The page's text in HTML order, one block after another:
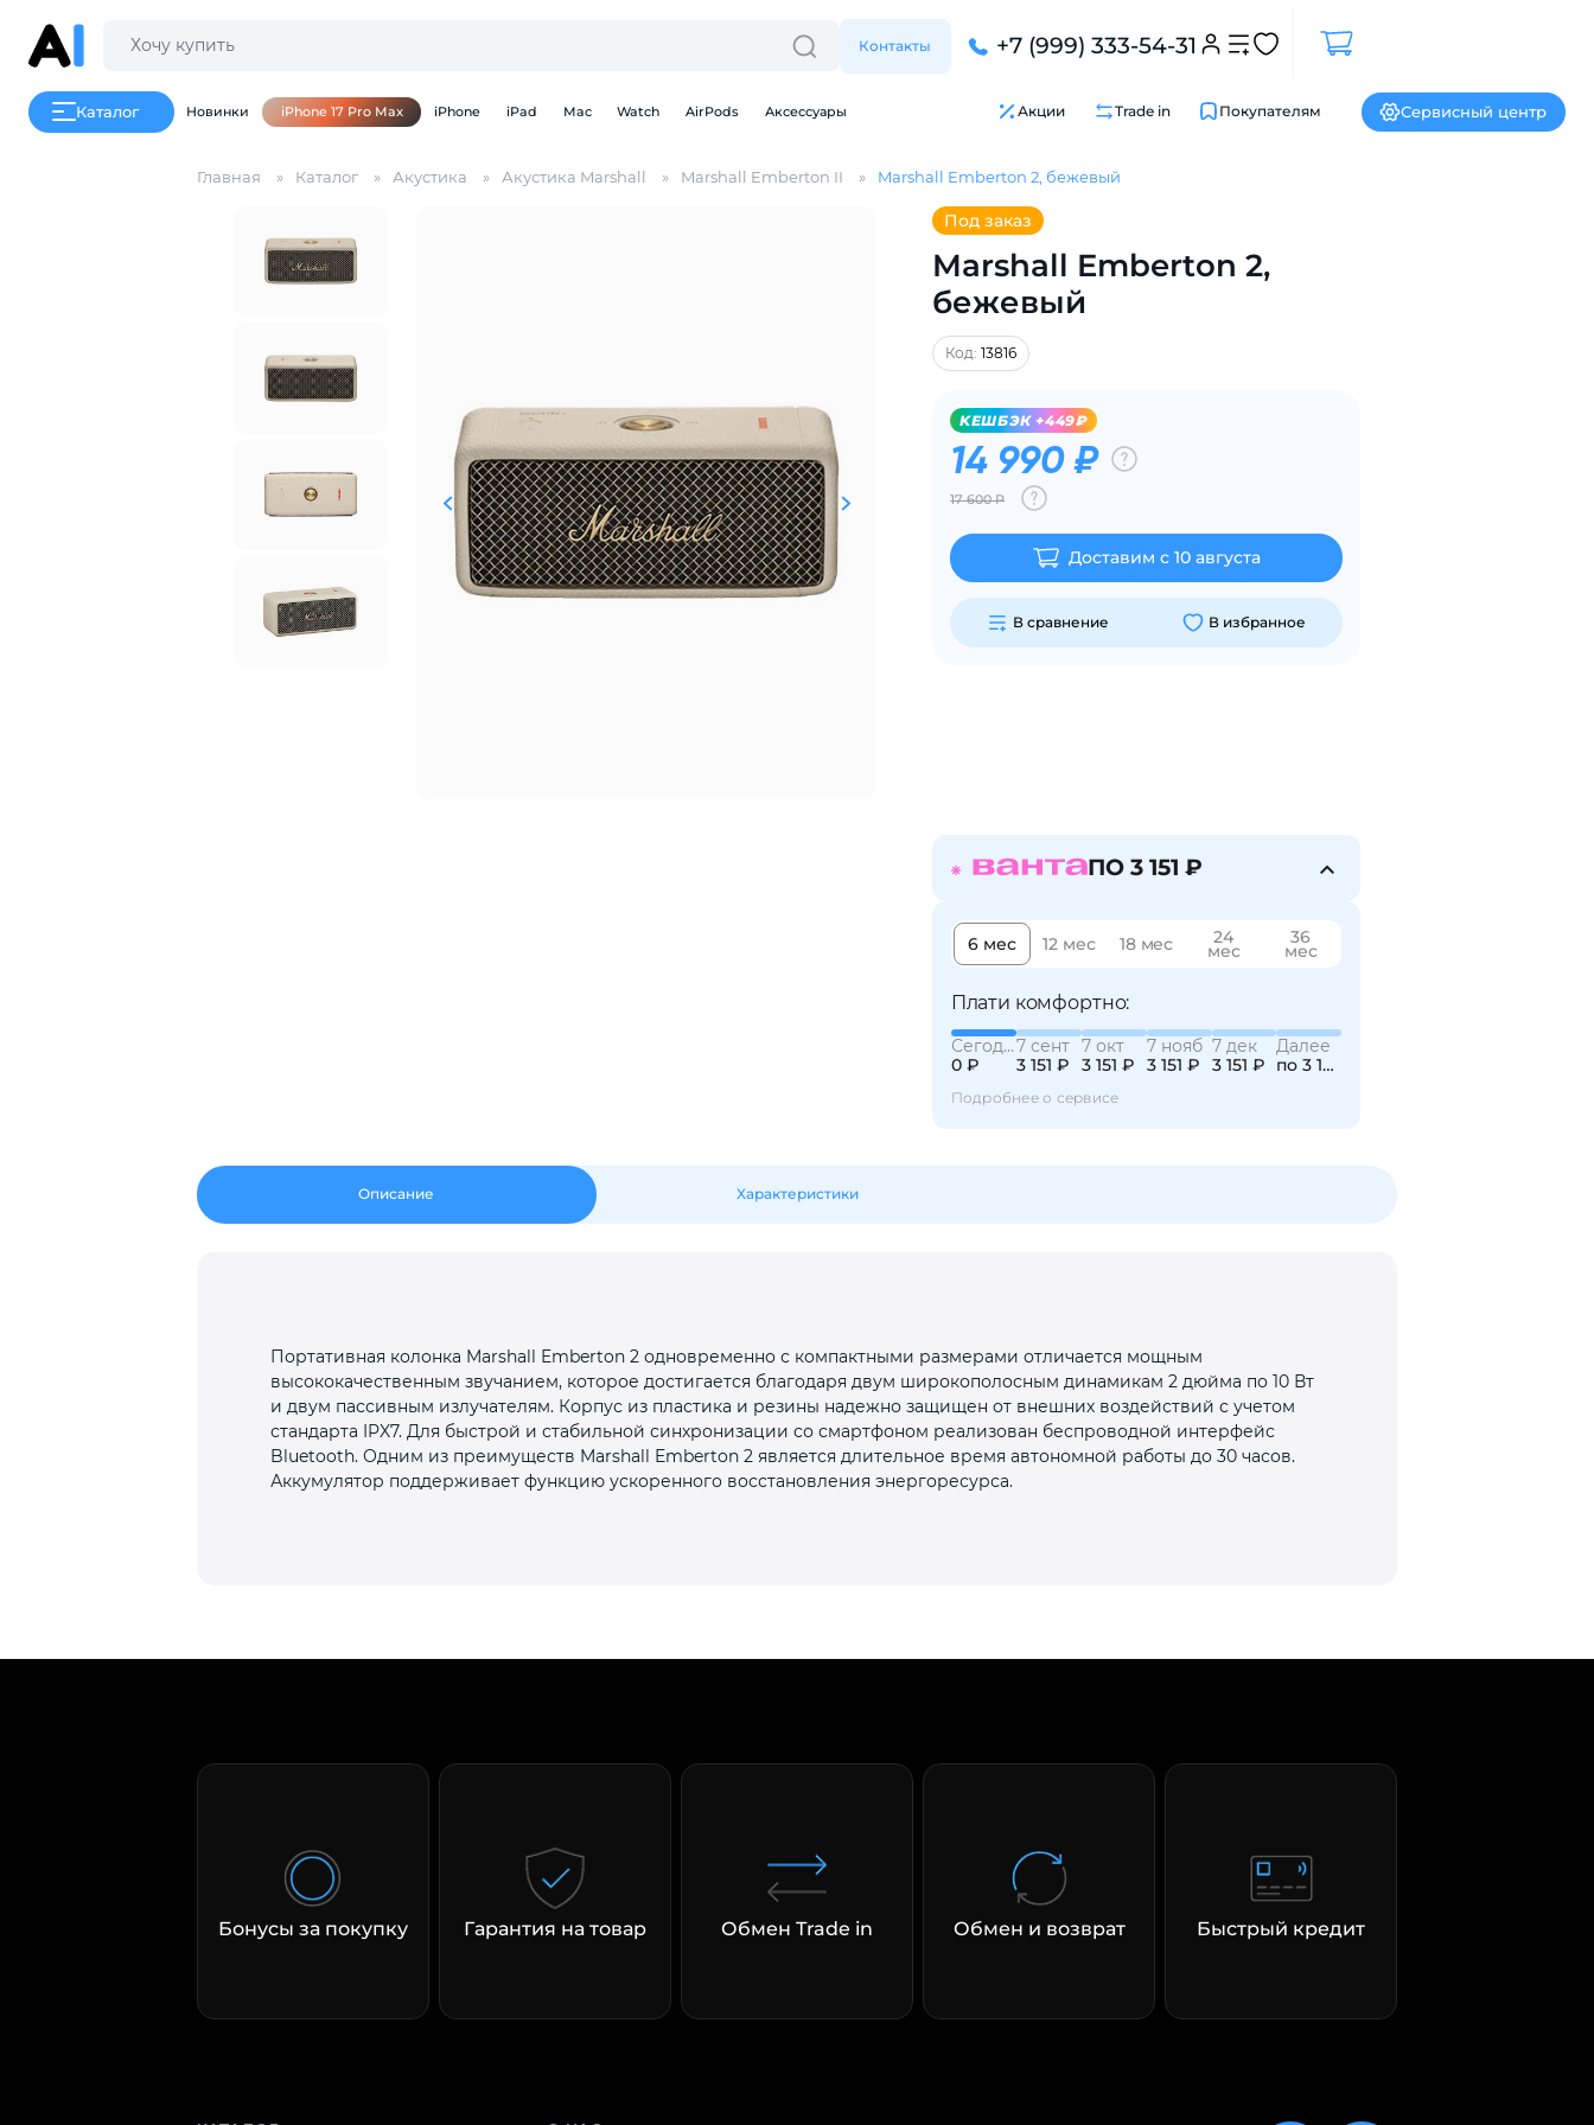
Контакты +7 (999) 333-54-31
Каталог Новинки iPhone 17 Pro Max iPhone iPad Mac Watch AirPods Аксессуары Акции Trade in Покупателям Сервисный центр
Главная Каталог Акустика Акустика Marshall Marshall Emberton II Marshall Emberton 2, бежевый
Под заказ
Marshall Emberton 2,
бежевый
Код: 13816
KЕШБЭК +449₽
14 990 ₽
17 600 Р
Доставим с 10 августа
В сравнение В избранное
ПО 3 151 ₽
6 мес 12 мес 18 мес 24
мес
36
мес
Плати комфортно:
Сегодня
0 ₽
7 сент
3 151 ₽
7 окт
3 151 ₽
7 нояб
3 151 ₽
7 дек
3 151 ₽
Далее
по 3 151 ₽
Подробнее о сервисе
Описание Характеристики
Портативная колонка Marshall Emberton 2 одновременно с компактными размерами отличается мощным
высококачественным звучанием, которое достигается благодаря двум широкополосным динамикам 2 дюйма по 10 Вт
и двум пассивным излучателям. Корпус из пластика и резины надежно защищен от внешних воздействий с учетом
стандарта IPX7. Для быстрой и стабильной синхронизации со смартфоном реализован беспроводной интерфейс
Bluetooth. Одним из преимуществ Marshall Emberton 2 является длительное время автономной работы до 30 часов.
Аккумулятор поддерживает функцию ускоренного восстановления энергоресурса.
Бонусы за покупку Гарантия на товар Обмен Trade in Обмен и возврат Быстрый кредит
на частибез переплат
График платежей
Сегодня
Подробнее
25
раз в 2
недели Остались вопросы?
8 800 302-02-51
plait.ru